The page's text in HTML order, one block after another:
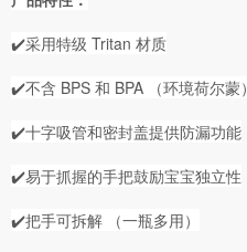
✔️采用特级 Tritan 材质
✔️不含 BPS 和 BPA （环境荷尔蒙）
✔️十字吸管和密封盖提供防漏功能
✔️易于抓握的手把鼓励宝宝独立性
✔️把手可拆解 （一瓶多用）